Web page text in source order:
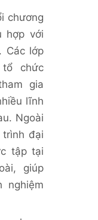
chương
hợp với
Các lớp
chức
gia
lĩnh
Ngoài
trình đại
tập tại
giúp
nghiệm